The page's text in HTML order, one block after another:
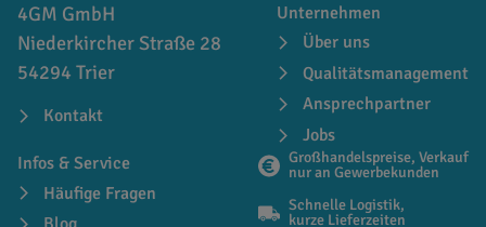
4GM GmbH
Niederkircher Straße 28
54294 Trier
Kontakt
Unternehmen
Über uns
Qualitätsmanagement
Ansprechpartner
Jobs
Infos & Service
Häufige Fragen
Großhandelspreise, Verkauf
nur an Gewerbekunden
Schnelle Logistik,
kurze Lieferzeiten